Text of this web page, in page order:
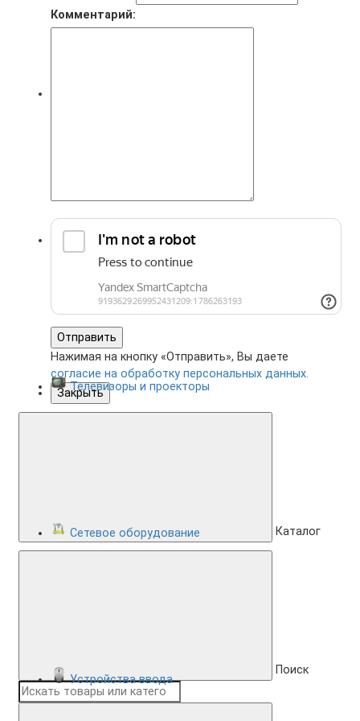
Комментарий:
Отправить
Нажимая на кнопку «Отправить», Вы даете
согласие на обработку персональных данных.
Закрыть
Каталог
Поиск
Комплектующие
Телевизоры и проекторы
Сетевое оборудование
Устройства ввода